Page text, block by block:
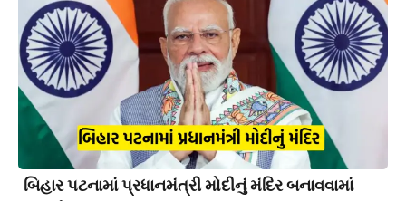
બિહાર પટનામાં પ્રધાનમંત્રી મોદીનું મંદિર બનાવવામાં